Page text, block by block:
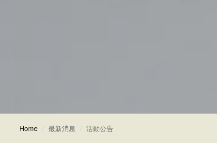
Home 最新消息 活動公告